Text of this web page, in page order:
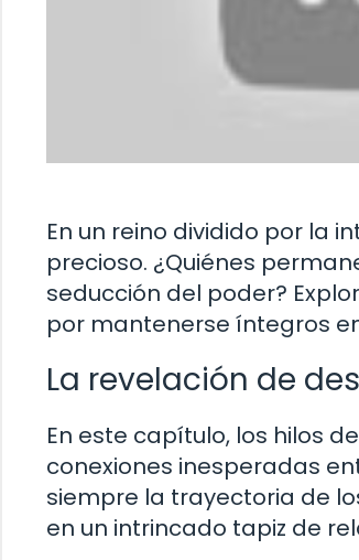
En un reino dividido por la
precioso. ¿Quiénes
seducción del poder?
por mantenerse íntegros
La revelación de
En este capítulo, los hilos
conexiones inesperadas
siempre la trayectoria de
en un intrincado tapiz de